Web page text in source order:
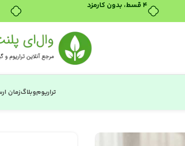
۴ قسط، بدون کارمزد
تراریوموبلاگزمان